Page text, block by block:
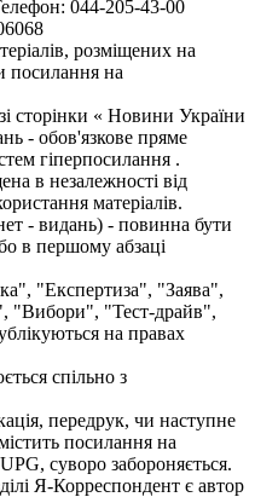
044-205-43-00
розміщених на
посилання на
сторінки « Новини України
- обов'язкове пряме
гіперпосилання .
в незалежності від
матеріалів.
- видань) - повинна бути
в першому абзаці
"Експертиза", "Заява",
"Вибори", "Тест-драйв",
на правах
спільно з
передрук, чи наступне
посилання на
суворо забороняється.
Я-Корреспондент є автор